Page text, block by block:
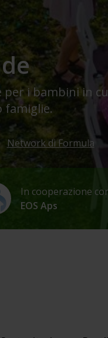
i bambini in
famiglie.
Network di Formula
In cooperazione
EOS Aps